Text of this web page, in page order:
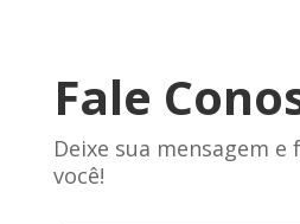
Fale
Deixe sua mensagem e
você!